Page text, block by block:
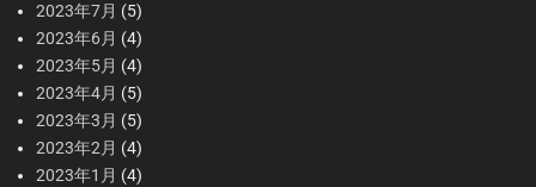
2023年7月 (5)
2023年6月 (4)
2023年5月 (4)
2023年4月 (5)
2023年3月 (5)
2023年2月 (4)
2023年1月 (4)